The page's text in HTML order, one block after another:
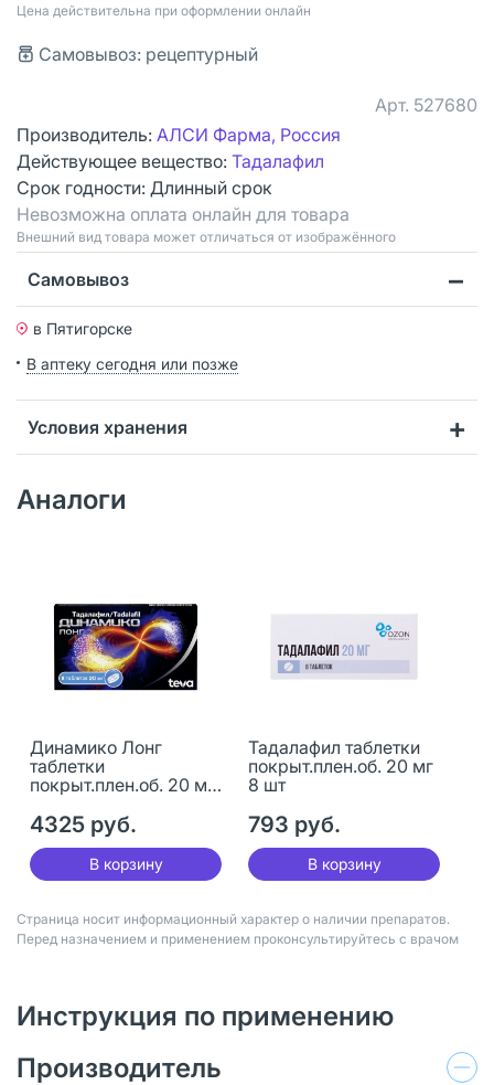
Цена действительна при оформлении онлайн
Самовывоз: рецептурный
Арт. 527680
Производитель: АЛСИ Фарма, Россия
Действующее вещество: Тадалафил
Срок годности: Длинный срок
Невозможна оплата онлайн для товара
Bнешний вид товара может отличаться от изображённого
Самовывоз
в Пятигорске
В аптеку сегодня или позже
Условия хранения
Аналоги
Динамико Лонг
таблетки
покрыт.плен.об. 20 мг
4325 руб.
В корзину
Тадалафил таблетки
покрыт.плен.об. 20 мг
8 шт
793 руб.
В корзину
Страница носит информационный характер о наличии препаратов.
Перед назначением и применением проконсультируйтесь с врачом
Инструкция по применению
Производитель